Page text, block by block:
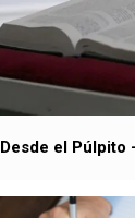
Desde el Púlpito